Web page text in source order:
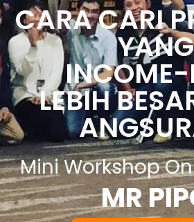
CARA CARI
YANG
LEBIH
Mini Workshop
MR